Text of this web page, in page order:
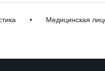
• Медицинская лицензия